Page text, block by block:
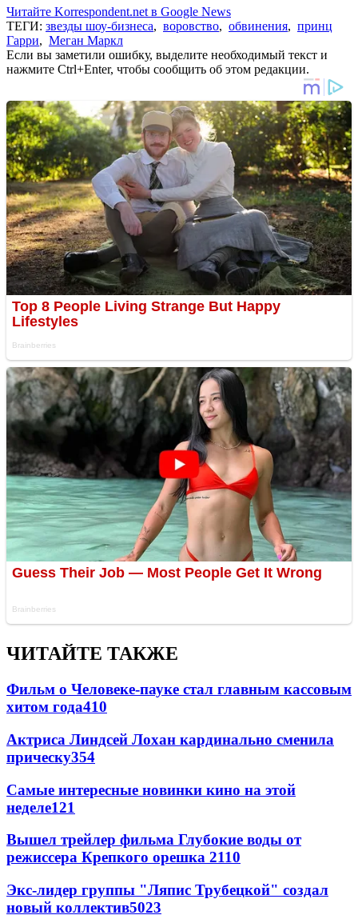
Читайте Korrespondent.net в Google News
ТЕГИ: звезды шоу-бизнеса, воровство, обвинения, принц
Гарри, Меган Маркл
Если вы заметили ошибку, выделите необходимый текст и
нажмите Ctrl+Enter, чтобы сообщить об этом редакции.
ЧИТАЙТЕ ТАКЖЕ
Фильм о Человеке-пауке стал главным кассовым
хитом года410
Актриса Линдсей Лохан кардинально сменила
прическу354
Самые интересные новинки кино на этой
неделе121
Вышел трейлер фильма Глубокие воды от
режиссера Крепкого орешка 2110
Экс-лидер группы "Ляпис Трубецкой" создал
новый коллектив5023